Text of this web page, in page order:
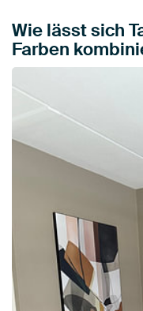
Wie lässt sich
Farben